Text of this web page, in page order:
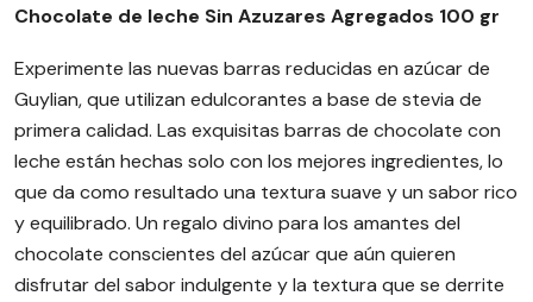
Chocolate de leche Sin Azuzares Agregados 100 gr
Experimente las nuevas barras reducidas en azúcar de
Guylian, que utilizan edulcorantes a base de stevia de
primera calidad. Las exquisitas barras de chocolate con
leche están hechas solo con los mejores ingredientes, lo
que da como resultado una textura suave y un sabor rico
y equilibrado. Un regalo divino para los amantes del
chocolate conscientes del azúcar que aún quieren
disfrutar del sabor indulgente y la textura que se derrite